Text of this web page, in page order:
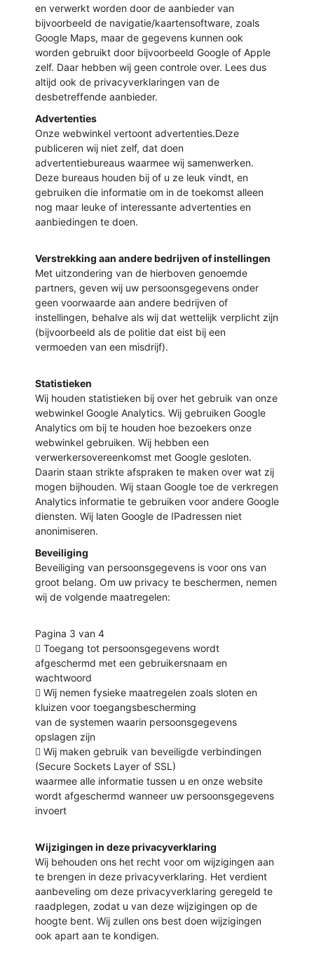
en verwerkt worden door de aanbieder van
bijvoorbeeld de navigatie/kaartensoftware, zoals
Google Maps, maar de gegevens kunnen ook
worden gebruikt door bijvoorbeeld Google of Apple
zelf. Daar hebben wij geen controle over. Lees dus
altijd ook de privacyverklaringen van de
desbetreffende aanbieder.
Advertenties
Onze webwinkel vertoont advertenties.Deze
publiceren wij niet zelf, dat doen
advertentiebureaus waarmee wij samenwerken.
Deze bureaus houden bij of u ze leuk vindt, en
gebruiken die informatie om in de toekomst alleen
nog maar leuke of interessante advertenties en
aanbiedingen te doen.
Verstrekking aan andere bedrijven of instellingen
Met uitzondering van de hierboven genoemde
partners, geven wij uw persoonsgegevens onder
geen voorwaarde aan andere bedrijven of
instellingen, behalve als wij dat wettelijk verplicht zijn
(bijvoorbeeld als de politie dat eist bij een
vermoeden van een misdrijf).
Statistieken
Wij houden statistieken bij over het gebruik van onze
webwinkel Google Analytics. Wij gebruiken Google
Analytics om bij te houden hoe bezoekers onze
webwinkel gebruiken. Wij hebben een
verwerkersovereenkomst met Google gesloten.
Daarin staan strikte afspraken te maken over wat zij
mogen bijhouden. Wij staan Google toe de verkregen
Analytics informatie te gebruiken voor andere Google
diensten. Wij laten Google de IPadressen niet
anonimiseren.
Beveiliging
Beveiliging van persoonsgegevens is voor ons van
groot belang. Om uw privacy te beschermen, nemen
wij de volgende maatregelen:
Pagina 3 van 4
 Toegang tot persoonsgegevens wordt
afgeschermd met een gebruikersnaam en
wachtwoord
 Wij nemen fysieke maatregelen zoals sloten en
kluizen voor toegangsbescherming
van de systemen waarin persoonsgegevens
opslagen zijn
 Wij maken gebruik van beveiligde verbindingen
(Secure Sockets Layer of SSL)
waarmee alle informatie tussen u en onze website
wordt afgeschermd wanneer uw persoonsgegevens
invoert
Wijzigingen in deze privacyverklaring
Wij behouden ons het recht voor om wijzigingen aan
te brengen in deze privacyverklaring. Het verdient
aanbeveling om deze privacyverklaring geregeld te
raadplegen, zodat u van deze wijzigingen op de
hoogte bent. Wij zullen ons best doen wijzigingen
ook apart aan te kondigen.